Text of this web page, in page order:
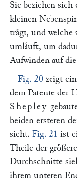
Sie beziehen
kleinen
traͤgt, und
umlaͤuft, um
Aufwinden auf
Fig. 20 zeigt
dem Patente der
Shepley
beiden ersteren
sieht. Fig. 21 ist
Theile der
Durchschnitte
ihrem unteren